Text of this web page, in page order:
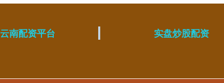
云南配资平台 实盘炒股配资